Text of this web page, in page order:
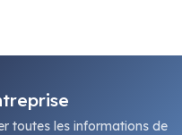
toutes les informations de